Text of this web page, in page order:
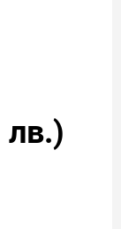
лв.)